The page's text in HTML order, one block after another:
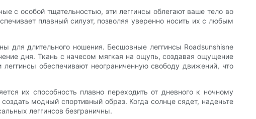
с особой тщательностью, эти леггинсы облегают ваше тело во
плавный силуэт, позволяя уверенно носить их с любым
для длительного ношения. Бесшовные леггинсы Roadsunshisne
дня. Ткань с начесом мягкая на ощупь, создавая ощущение
обеспечивают неограниченную свободу движений, что
их способность плавно переходить от дневного к ночному
модный спортивный образ. Когда солнце сядет, наденьте
леггинсов безграничны.